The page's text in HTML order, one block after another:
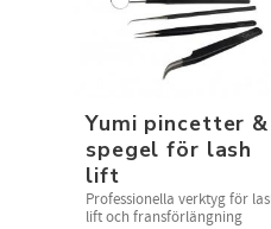
Yumi pincetter &
spegel för lash
lift
Professionella verktyg för
lift och fransförlängning